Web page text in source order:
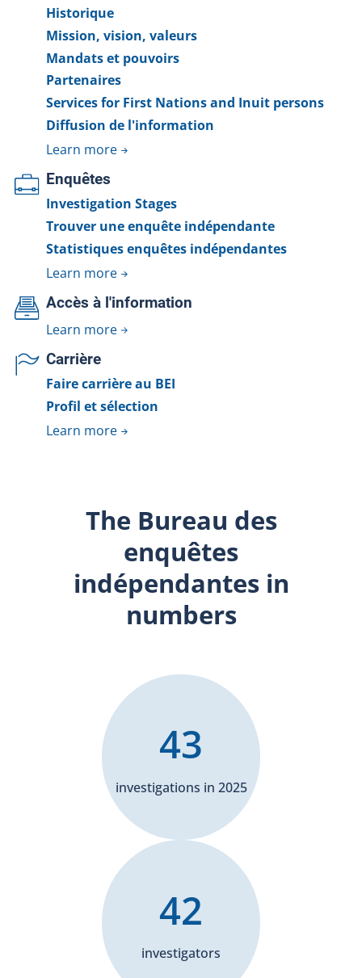
Historique
Mission, vision, valeurs
Mandats et pouvoirs
Partenaires
Services for First Nations and Inuit persons
Diffusion de l'information
Learn more
Enquêtes
Investigation Stages
Trouver une enquête indépendante
Statistiques enquêtes indépendantes
Learn more
Accès à l'information
Learn more
Carrière
Faire carrière au BEI
Profil et sélection
Learn more
The Bureau des
enquêtes
indépendantes in
numbers
investigations in 2025
43
investigators
42